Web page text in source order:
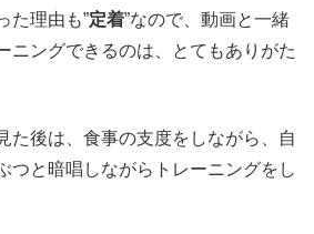
た理由も”定着”なので、動画と一緒
ニングできるのは、とてもありがた
た後は、食事の支度をしながら、自
つと暗唱しながらトレーニングをし